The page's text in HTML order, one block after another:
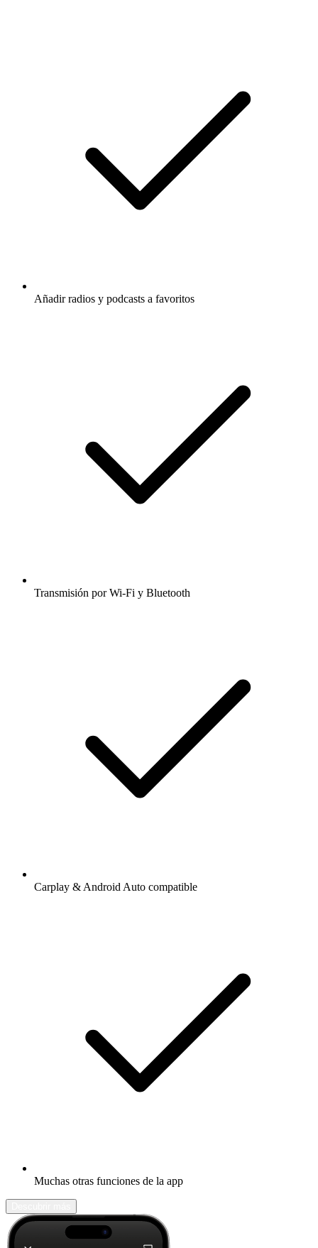
Añadir radios y podcasts a favoritos
Transmisión por Wi-Fi y Bluetooth
Carplay & Android Auto compatible
Muchas otras funciones de la app